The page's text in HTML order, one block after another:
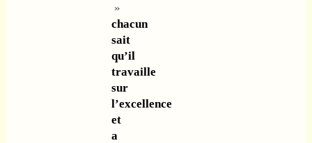
»
chacun
sait
qu’il
travaille
sur
l’excellence
et
a